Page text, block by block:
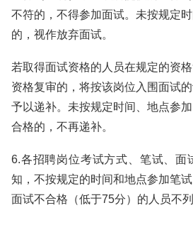
不符的，不得参加面试。未按规定
的，视作放弃面试。
若取得面试资格的人员在规定的资
资格复审的，将按该岗位入围面试
予以递补。未按规定时间、地点参
合格的，不再递补。
6.各招聘岗位考试方式、笔试、面
知，不按规定的时间和地点参加笔
面试不合格（低于75分）的人员不